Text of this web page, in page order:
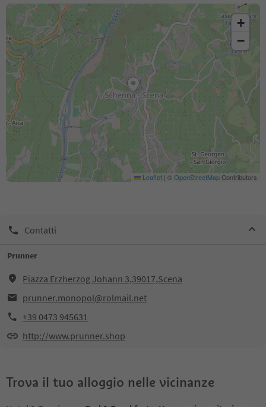
+
−
Leaflet | ©OpenStreetMapContributors
Contatti
Prunner
Piazza Erzherzog Johann 3,39017,Scena
prunner.monopol@rolmail.net
+39 0473 945631
http://www.prunner.shop
Trova il tuo alloggio nelle vicinanze